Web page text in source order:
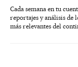
Cada semana en tu
reportajes y análisis de
más relevantes del